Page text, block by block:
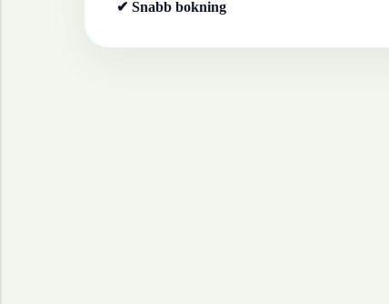
✔ Snabb bokning